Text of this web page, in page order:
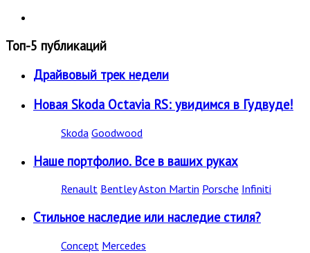
Топ-5 публикаций
Драйвовый трек недели
Новая Skoda Octavia RS: увидимся в Гудвуде!
Skoda Goodwood
Наше портфолио. Все в ваших руках
Renault BentleyAston Martin Porsche Infiniti
Стильное наследие или наследие стиля?
Concept Mercedes